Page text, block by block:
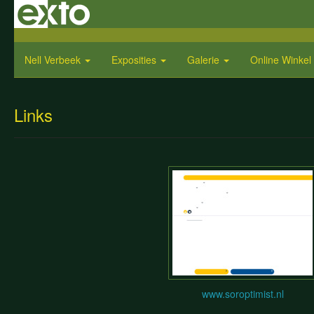
Nell Verbeek Exposities Galerie Online Winkel
Links
www.soroptimist.nl